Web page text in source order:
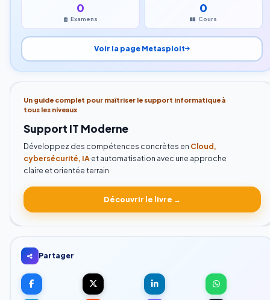
0
Examens
0
Cours
Voir la page Metasploit
Un guide complet pour maîtriser le support informatique à
tous les niveaux
Support IT Moderne
Développez des compétences concrètes en Cloud,
cybersécurité, IAet automatisation avec une approche
claire et orientée terrain.
Découvrir le livre →
Partager